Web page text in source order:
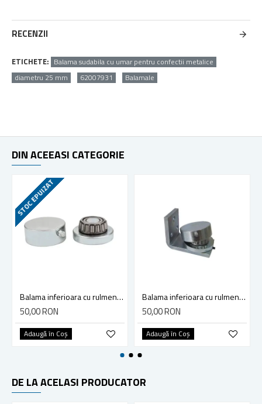
RECENZII
ETICHETE: Balama sudabila cu umar pentru confectii metalice
diametru 25 mm
62007931 Balamale
DIN ACEEASI CATEGORIE
STOC EPUIZAT
Balama inferioara cu rulment 70mm folosita la porti metalice
50,00 RON
Adaugă în Coş
Balama inferioara cu rulment, 50mm si placa de fixare poarta, pentru porti din fier forjat, 61.214
50,00 RON
Adaugă în Coş
DE LA ACELASI PRODUCATOR